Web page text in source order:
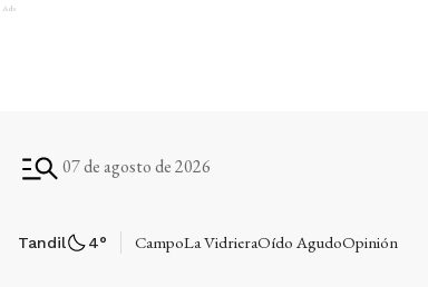
Ads
07 de agosto de 2026
Tandil 4° CampoLa VidrieraOído AgudoOpinión